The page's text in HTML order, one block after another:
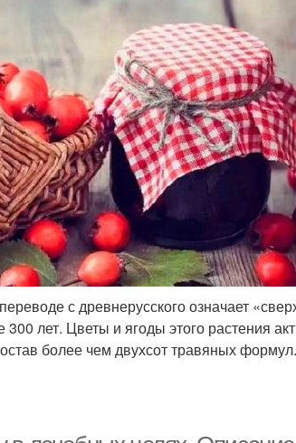
с древнерусского означает
300 лет. Цветы и ягоды этого растения
более чем двухсот травяных формул.